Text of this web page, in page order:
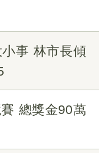
事 林市長傾
總獎金90萬